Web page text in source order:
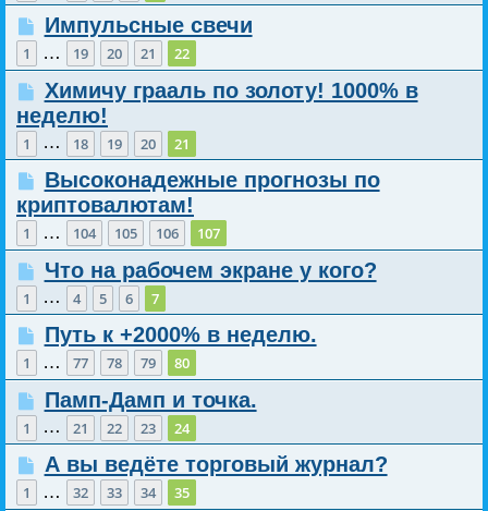
Импульсные свечи
1 … 19 20 21 22
Химичу грааль по золоту! 1000% в
неделю!
1 … 18 19 20 21
Высоконадежные прогнозы по
криптовалютам!
1 … 104 105 106 107
Что на рабочем экране у кого?
1 … 4 5 6 7
Путь к +2000% в неделю.
1 … 77 78 79 80
Памп-Дамп и точка.
1 … 21 22 23 24
А вы ведёте торговый журнал?
1 … 32 33 34 35